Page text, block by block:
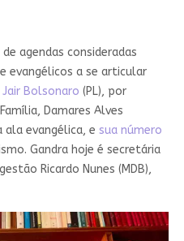
agendas consideradas
evangélicos a se articular
Jair Bolsonaro (PL), por
Damares Alves
ala evangélica, e sua número
Gandra hoje é secretária
Ricardo Nunes (MDB),